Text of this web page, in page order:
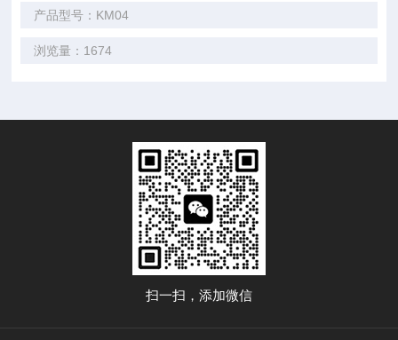
产品型号：KM04
浏览量：1674
扫一扫，添加微信